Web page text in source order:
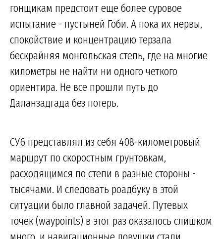
гонщикам предстоит еще более суровое
испытание - пустыней Гоби. А пока их нервы,
спокойствие и концентрацию терзала
бескрайняя монгольская степь, где на многие
километры не найти ни одного четкого
ориентира. Не все прошли путь до
Даланзадгада без потерь.
СУ6 представлял из себя 408-километровый
маршрут по скоростным грунтовкам,
расходящимся по степи в разные стороны -
тысячами. И следовать роадбуку в этой
ситуации было главной задачей. Путевых
точек (waypoints) в этот раз оказалось слишком